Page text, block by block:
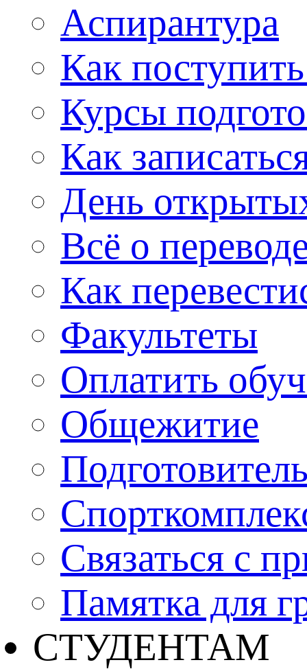
Аспирантура
Как
Курсы
Как
День
Всё о
Как
Факультеты
Оплатить
Общежитие
Связаться с
Памятка для
СТУДЕНТАМ